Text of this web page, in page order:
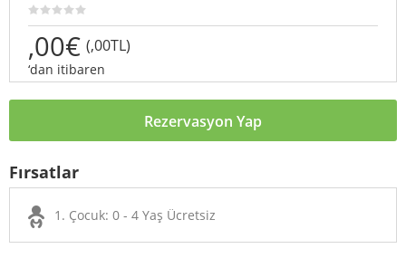
,00€ (,00TL)
‘dan itibaren
Rezervasyon Yap
Fırsatlar
1. Çocuk: 0 - 4 Yaş Ücretsiz